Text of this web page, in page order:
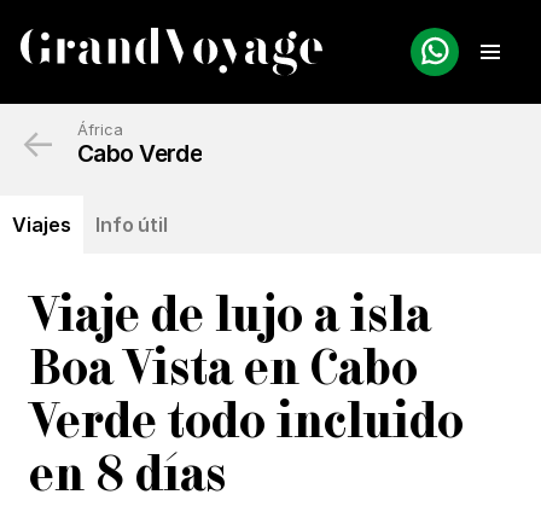
África
Cabo Verde
Viajes Info útil
←
Viaje de lujo a isla
Boa Vista en Cabo
Verde todo incluido
en 8 días